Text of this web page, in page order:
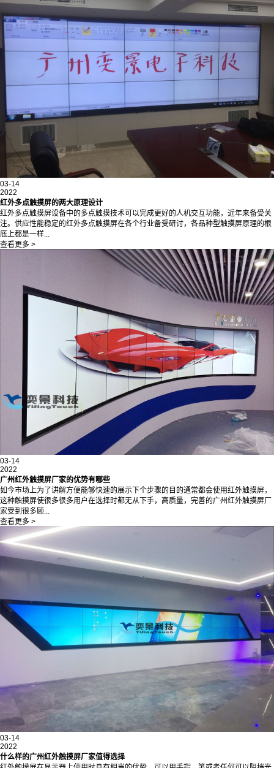
03-14
2022
红外多点触摸屏的两大原理设计
红外多点触摸屏设备中的多点触摸技术可以完成更好的人机交互功能，近年来备受关
注。供应性能稳定的红外多点触摸屏在各个行业备受研讨，各品种型触摸屏原理的根
底上都是一样...
查看更多 >
03-14
2022
广州红外触摸屏厂家的优势有哪些
如今市场上为了讲解方便能够快速的展示下个步骤的目的通常都会使用红外触摸屏，
这种触摸屏使很多很多用户在选择时都无从下手，高质量，完善的广州红外触摸屏厂
家受到很多顾...
查看更多 >
03-14
2022
什么样的广州红外触摸屏厂家值得选择